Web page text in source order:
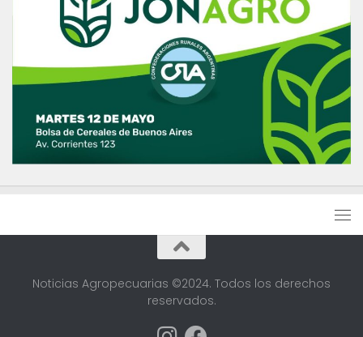
Noticias Agropecuarias ©2024. Todos los derechos
reservados.